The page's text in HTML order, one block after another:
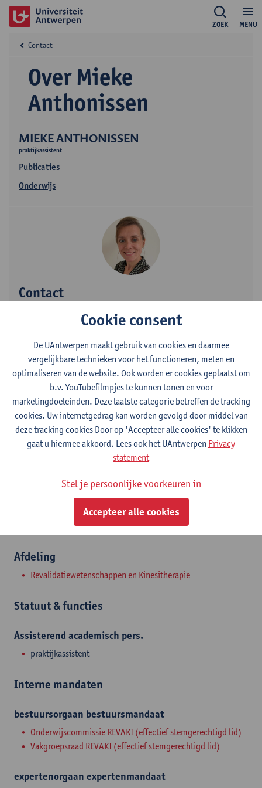
MENU
ZOEK
MIEKE ANTHONISSEN
praktijkassistent
Publicaties
Onderwijs
Over Mieke
Anthonissen
Contact
Contact
Campus Drie Eiken
Toon e-mailadres
+3232659393
Universiteitsplein 1
2610 Wilrijk, BEL
Ik ben kinesitherapeute met grote interesse voor onderwijs
en wetenschappelijk onderzoek.
Ik werk enerzijds aan de UAntwerpen voor de opleiding
Revalidatiewetenschappen en Kinesitherapie en anderzijds als
kinesitherapeute en post-doctoraal onderzoeker bij patiënten
met ernstige littekens.
Afdeling
Revalidatiewetenschappen en Kinesitherapie
Statuut & functies
Assisterend academisch pers.
praktijkassistent
Interne mandaten
bestuursorgaan bestuursmandaat
Onderwijscommissie REVAKI (effectief stemgerechtigd lid)
Vakgroepsraad REVAKI (effectief stemgerechtigd lid)
expertenorgaan expertenmandaat
Cookie consent
De UAntwerpen maakt gebruik van cookies en daarmee
vergelijkbare technieken voor het functioneren, meten en
optimaliseren van de website. Ook worden er cookies geplaatst om
b.v. YouTubefilmpjes te kunnen tonen en voor
marketingdoeleinden. Deze laatste categorie betreffen de tracking
cookies. Uw internetgedrag kan worden gevolgd door middel van
deze tracking cookies Door op 'Accepteer alle cookies' te klikken
gaat u hiermee akkoord. Lees ook het UAntwerpen Privacy
statement
Stel je persoonlijke voorkeuren in
Accepteer alle cookies